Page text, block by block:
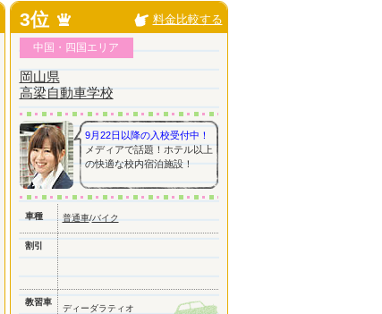
3位 料金比較する
中国・四国エリア
岡山県
高梁自動車学校
9月22日以降の入校受付中！
メディアで話題！ホテル以上
の快適な校内宿泊施設！
車種 普通車/バイク
割引
教習車
ディーダラティオ